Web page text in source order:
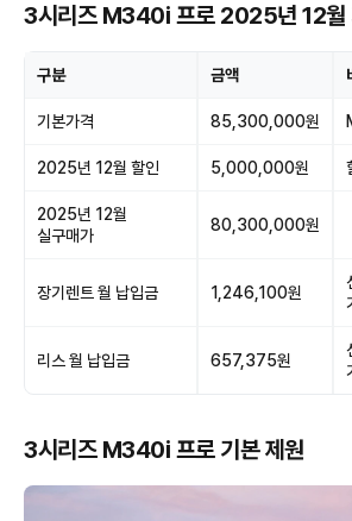
3시리즈 M340i 프로 2025년 12월
구분 금액
기본가격 85,300,000원
2025년 12월 할인 5,000,000원
2025년 12월
실구매가
80,300,000원
장기렌트 월 납입금 1,246,100원
리스 월 납입금 657,375원
3시리즈 M340i 프로 기본 제원